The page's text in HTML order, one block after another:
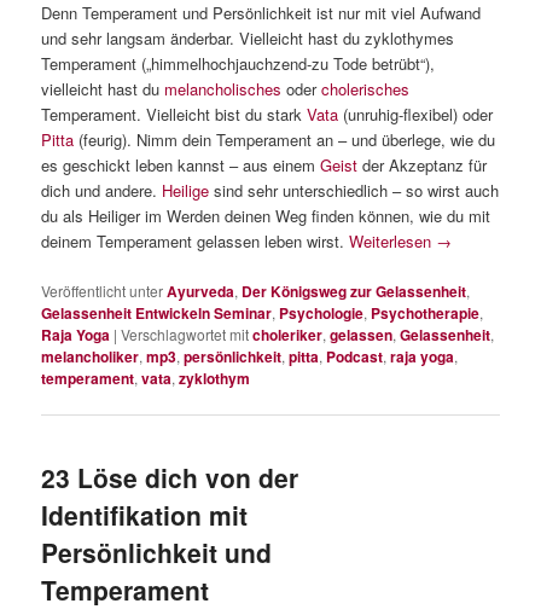
Denn Temperament und Persönlichkeit ist nur mit viel Aufwand
und sehr langsam änderbar. Vielleicht hast du zyklothymes
Temperament („himmelhochjauchzend-zu Tode betrübt“),
vielleicht hast du melancholisches odercholerisches
Temperament. Vielleicht bist du starkVata (unruhig-flexibel) oder
Pitta (feurig). Nimm dein Temperament an – und überlege, wie du
es geschickt leben kannst – aus einemGeistder Akzeptanz für
dich und andere. Heilige sind sehr unterschiedlich – so wirst auch
du als Heiliger im Werden deinen Weg finden können, wie du mit
deinem Temperament gelassen leben wirst.Weiterlesen →
Veröffentlicht unterAyurveda, Der Königsweg zur Gelassenheit,
Gelassenheit Entwickeln Seminar, Psychologie, Psychotherapie,
Raja Yoga |Verschlagwortet mitcholeriker,gelassen,Gelassenheit,
melancholiker,mp3,persönlichkeit,pitta, Podcast,raja yoga,
temperament,vata,zyklothym
23 Löse dich von der
Identifikation mit
Persönlichkeit und
Temperament